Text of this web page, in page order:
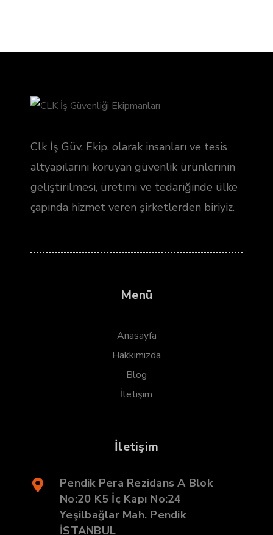
Clk İş Güv. Ekip. olarak insanları ve tesis
altyapılarını koruyan güvenlik ürünlerinin
geliştirilmesi, üretimi ve tedariğinde ülke
çapında hizmet veren şirketlerden biriyiz.
Menü
Anasayfa
Hakkımızda
Blog
İletişim
İletişim
Pendik Pera Rezidans A Blok
No:20 K5 İç Kapı No:24
Yeşilbağlar Mah. Pendik
İSTANBUL